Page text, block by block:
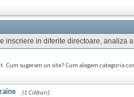
inscriere in diferite directoare, analiza
Cum sugeram un site? Cum alegem categoria
(1 Cititori)